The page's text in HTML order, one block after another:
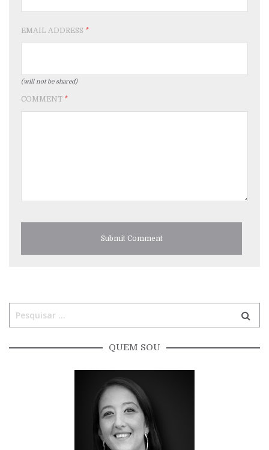
EMAIL ADDRESS *
(will not be shared)
COMMENT *
QUEM SOU